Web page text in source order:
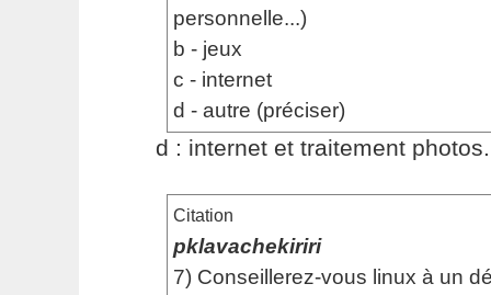
personnelle...)
b - jeux
c - internet
d - autre (préciser)
d : internet et traitement photos.
Citation
pklavachekiriri
7) Conseillerez-vous linux à un